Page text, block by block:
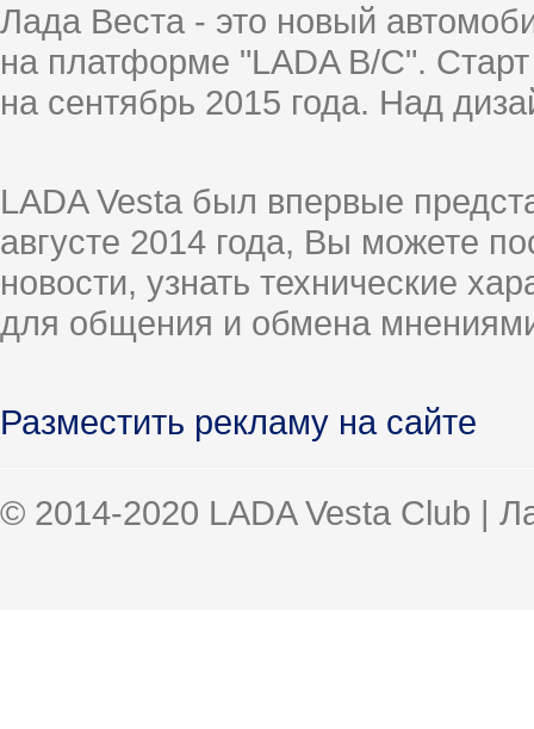
Лада Веста - это новый
на платформе "LADA B/C".
на сентябрь 2015 года. Над
LADA Vesta был впервые
августе 2014 года, Вы можете
новости, узнать технические
для общения и обмена
Разместить рекламу на сайте
© 2014-2020 LADA Vesta Club |